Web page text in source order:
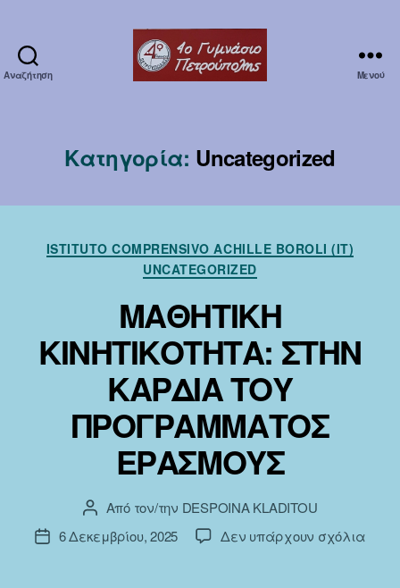
Αναζήτηση Μενού
Κατηγορία: Uncategorized
Κατηγορίες
ISTITUTO COMPRENSIVO ACHILLE BOROLI (IT)
UNCATEGORIZED
ΜΑΘΗΤΙΚΗ
ΚΙΝΗΤΙΚΟΤΗΤΑ: ΣΤΗΝ
ΚΑΡΔΙΑ ΤΟΥ
ΠΡΟΓΡΑΜΜΑΤΟΣ
ΕΡΑΣΜΟΥΣ
Συντάκτης
άρθρου
Από τον/την DESPOINA KLADITOU
Ημ.6 Δεκεμβρίου, 2025 Δεν υπάρχουν σχόλιαστο